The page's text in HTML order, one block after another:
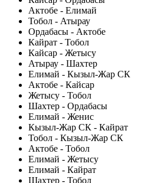
Актобе - Елимай
Тобол - Атырау
Ордабасы - Актобе
Кайрат - Тобол
Кайсар - Жетысу
Атырау - Шахтер
Елимай - Кызыл-Жар СК
Актобе - Кайсар
Жетысу - Тобол
Шахтер - Ордабасы
Елимай - Женис
Кызыл-Жар СК - Кайрат
Тобол - Кызыл-Жар СК
Актобе - Тобол
Елимай - Жетысу
Елимай - Кайрат
Шахтер - Тобол